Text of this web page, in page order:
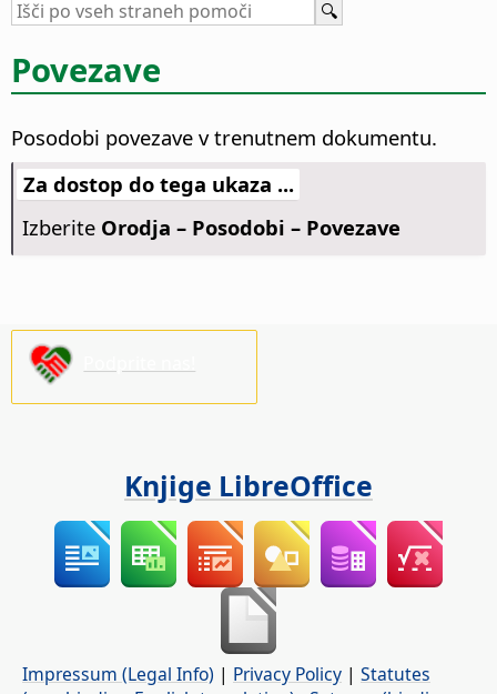
Povezave
Posodobi povezave v trenutnem dokumentu.
Za dostop do tega ukaza ...
Izberite Orodja – Posodobi – Povezave
Knjige LibreOffice
Impressum (Legal Info) | Privacy Policy | Statutes